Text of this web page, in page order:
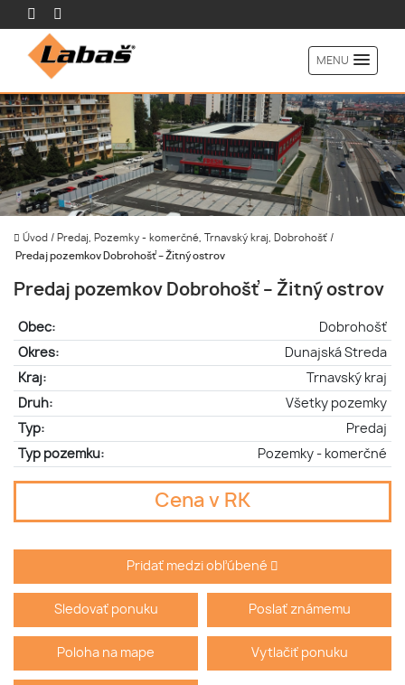
MENU
Úvod / Predaj, Pozemky - komerčné, Trnavský kraj, Dobrohošť /
Predaj pozemkov Dobrohošť – Žitný ostrov
Predaj pozemkov Dobrohošť – Žitný ostrov
Obec:
Dobrohošť
Okres:
Dunajská Streda
Kraj:
Trnavský kraj
Druh:
Všetky pozemky
Typ:
Predaj
Typ pozemku:
Pozemky - komerčné
Cena v RK
Pridať medzi obľúbené
Sledovať ponuku Poslať známemu
Poloha na mape Vytlačiť ponuku